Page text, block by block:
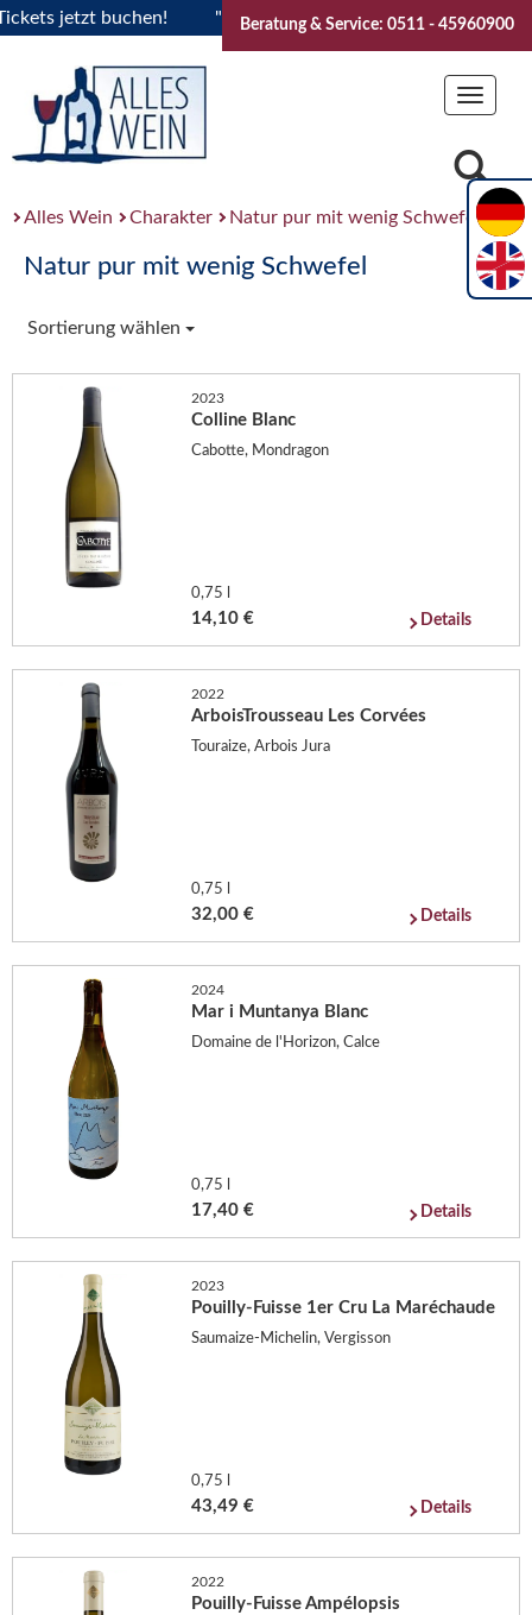
jetzt buchen! "Das Sommerfest 2026" Vive la
Beratung & Service: 0511 - 45960900
Toggle
Alles Wein Charakter Natur pur mit wenig Schwefel
Natur pur mit wenig Schwefel
Sortierung wählen
2023
Colline Blanc
Cabotte, Mondragon
0,75 l
14,10 € Details
2022
ArboisTrousseau Les Corvées
Touraize, Arbois Jura
0,75 l
32,00 € Details
2024
Mar i Muntanya Blanc
Domaine de l'Horizon, Calce
0,75 l
17,40 € Details
2023
Pouilly-Fuisse 1er Cru La Maréchaude
Saumaize-Michelin, Vergisson
0,75 l
43,49 € Details
2022
Pouilly-Fuisse Ampélopsis